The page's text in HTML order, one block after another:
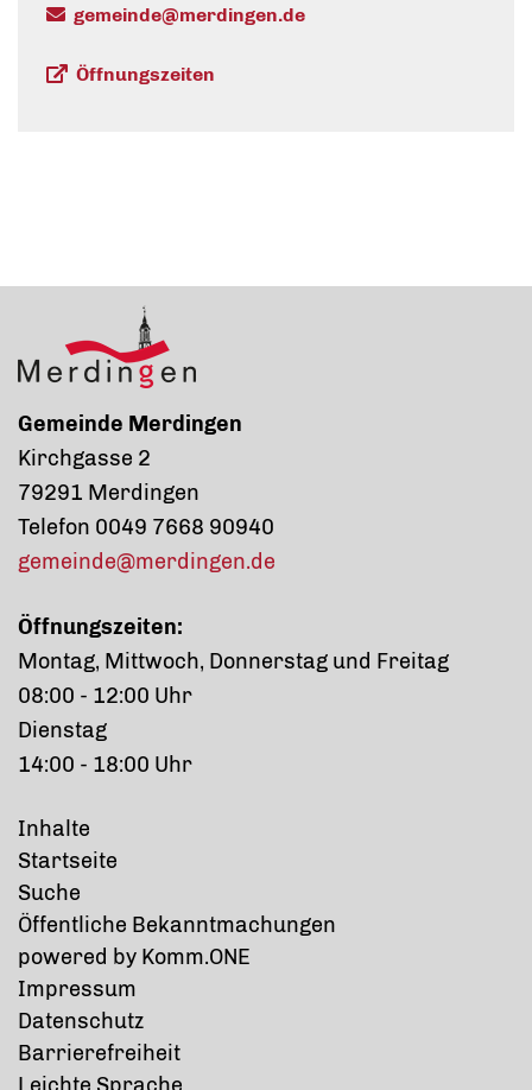
gemeinde@merdingen.de
Öffnungszeiten
Gemeinde Merdingen
Kirchgasse 2
79291 Merdingen
Telefon 0049 7668 90940
gemeinde@merdingen.de
Öffnungszeiten:
Montag, Mittwoch, Donnerstag und Freitag
08:00 - 12:00 Uhr
Dienstag
14:00 - 18:00 Uhr
Inhalte
Startseite
Suche
Öffentliche Bekanntmachungen
powered by Komm.ONE
Impressum
Datenschutz
Barrierefreiheit